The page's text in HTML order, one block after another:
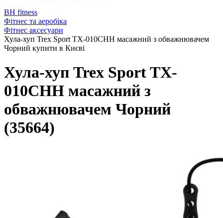
BH fitness
Фітнес та аеробіка
Фітнес аксесуари
Хула-хуп Trex Sport TX-010CHH масажний з обважнювачем
Чорний купити в Києві
Хула-хуп Trex Sport TX-
010CHH масажний з
обважнювачем Чорний
(35664)